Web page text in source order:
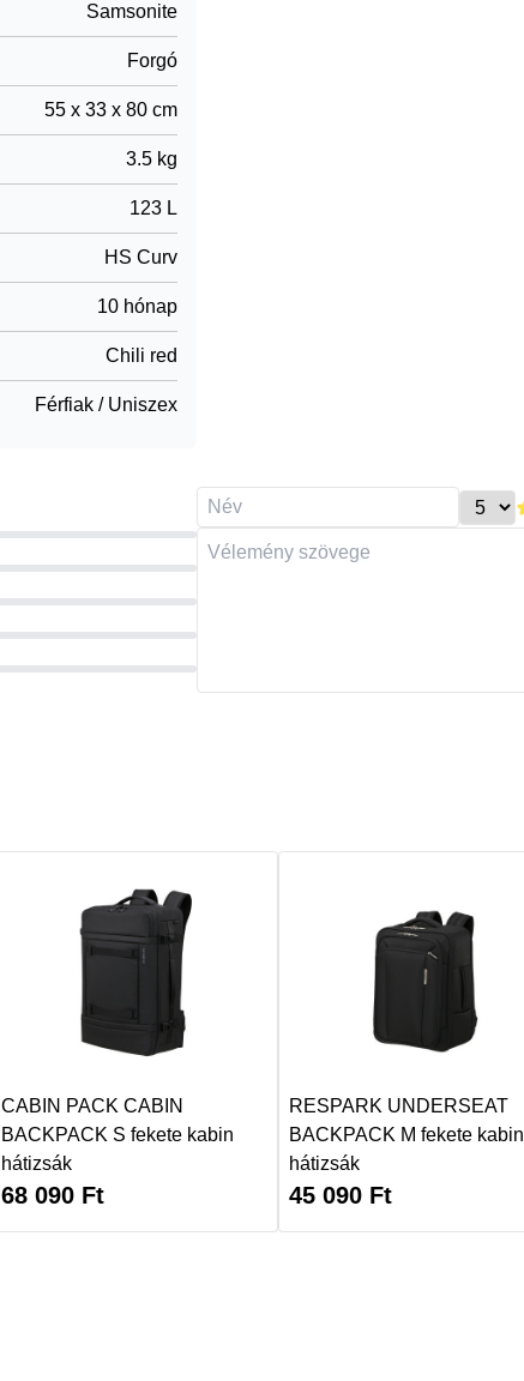
Samsonite
Forgó
55 x 33 x 80 cm
3.5 kg
123 L
HS Curv
10 hónap
Chili red
Férfiak / Uniszex
CABIN PACK CABIN
BACKPACK S fekete kabin
hátizsák
68 090 Ft
RESPARK UNDERSEAT
BACKPACK M fekete kabin
hátizsák
45 090 Ft